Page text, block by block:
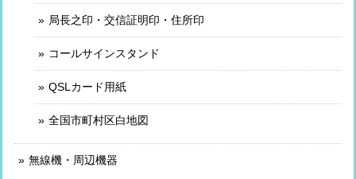
局長之印・交信証明印・住所印
コールサインスタンド
QSLカード用紙
全国市町村区白地図
無線機・周辺機器